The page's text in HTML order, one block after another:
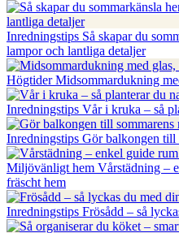
Inredningstips Så skapar du
lampor och lantliga detaljer
Högtider Midsommardukning
Inredningstips Vår i kruka – så
Inredningstips Gör balkongen till
Miljövänligt hem Vårstädning –
fräscht hem
Inredningstips Frösådd – så